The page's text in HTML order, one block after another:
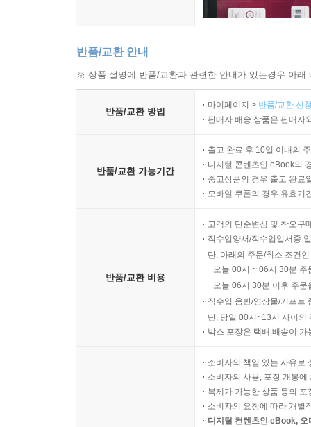
반품/교환 안내
※ 상품 설명에 반품/교환과 관련한 안내가 있는경우 아
반품/교환 방법
마이페이지 > 반품/교환 신
판매자 배송 상품은 판매자
반품/교환 가능기간
출고 완료 후 10일 이내의
디지털 콘텐츠인 eBook의
중고상품의 경우 출고 완료
모바일 쿠폰의 경우 유효기
반품/교환 비용
고객의 단순변심 및 착오구
직수입양서/직수입일서중
단, 아래의 주문/취소 조건
오늘 00시 ~ 06시 30분
오늘 06시 30분 이후 주
직수입 음반/영상물/기프트
단, 당일 00시~13시 사이의
박스 포장은 택배 배송이
소비자의 책임 있는 사유로
소비자의 사용, 포장 개봉
복제가 가능한 상품 등의
소비자의 요청에 따라 개별
디지털 컨텐츠인 eBook,